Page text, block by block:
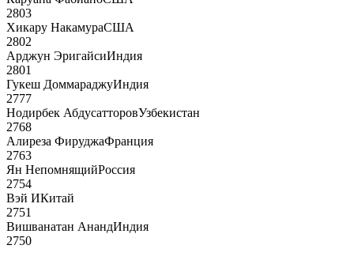
2803
Хикару НакамураСША
2802
Арджун ЭригайсиИндия
2801
Гукеш ДоммараджуИндия
2777
Нодирбек АбдусатторовУзбекистан
2768
Алиреза ФируджаФранция
2763
Ян НепомнящийРоссия
2754
Вэй ИКитай
2751
Вишванатан АнандИндия
2750